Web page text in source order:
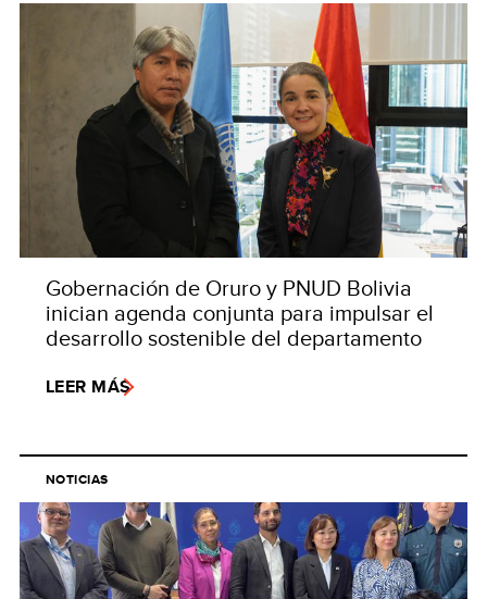
Gobernación de Oruro y PNUD Bolivia
inician agenda conjunta para impulsar el
desarrollo sostenible del departamento
LEER MÁS
NOTICIAS